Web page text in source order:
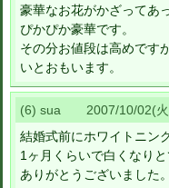
豪華なお花がかざってあ
ぴかぴか豪華です。
その分お値段は高めです
いとおもいます。
(6) sua 2007/10/02(
結婚式前にホワイトニン
1ヶ月くらいで白くなりと
ありがとうございました。